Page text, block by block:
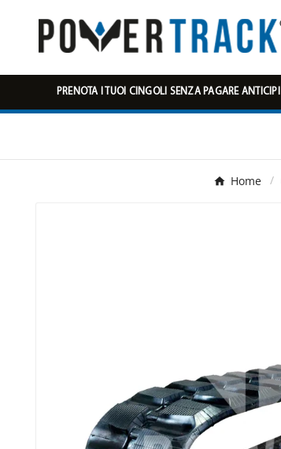
PRENOTA I TUOI CINGOLI SENZA PAGARE ANTICIPI
Home